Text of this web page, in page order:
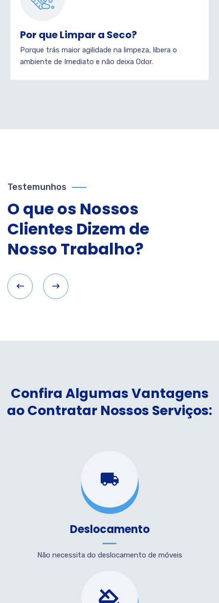
Por que Limpar a Seco?
Porque trás maior agilidade na limpeza, libera o
ambiente de Imediato e não deixa Odor.
Testemunhos
O que os Nossos
Clientes Dizem de
Nosso Trabalho?
Confira Algumas Vantagens
ao Contratar Nossos Serviços:
Deslocamento
Não necessita do deslocamento de móveis